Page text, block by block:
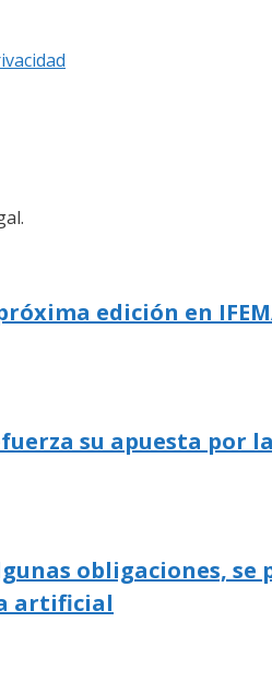
edición en
su apuesta
obligaciones,
artificial